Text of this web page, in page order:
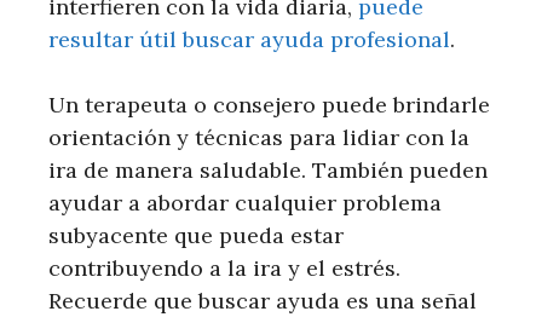
interfieren con la vida diaria, puede
resultar útil buscar ayuda profesional.
Un terapeuta o consejero puede brindarle
orientación y técnicas para lidiar con la
ira de manera saludable. También pueden
ayudar a abordar cualquier problema
subyacente que pueda estar
contribuyendo a la ira y el estrés.
Recuerde que buscar ayuda es una señal